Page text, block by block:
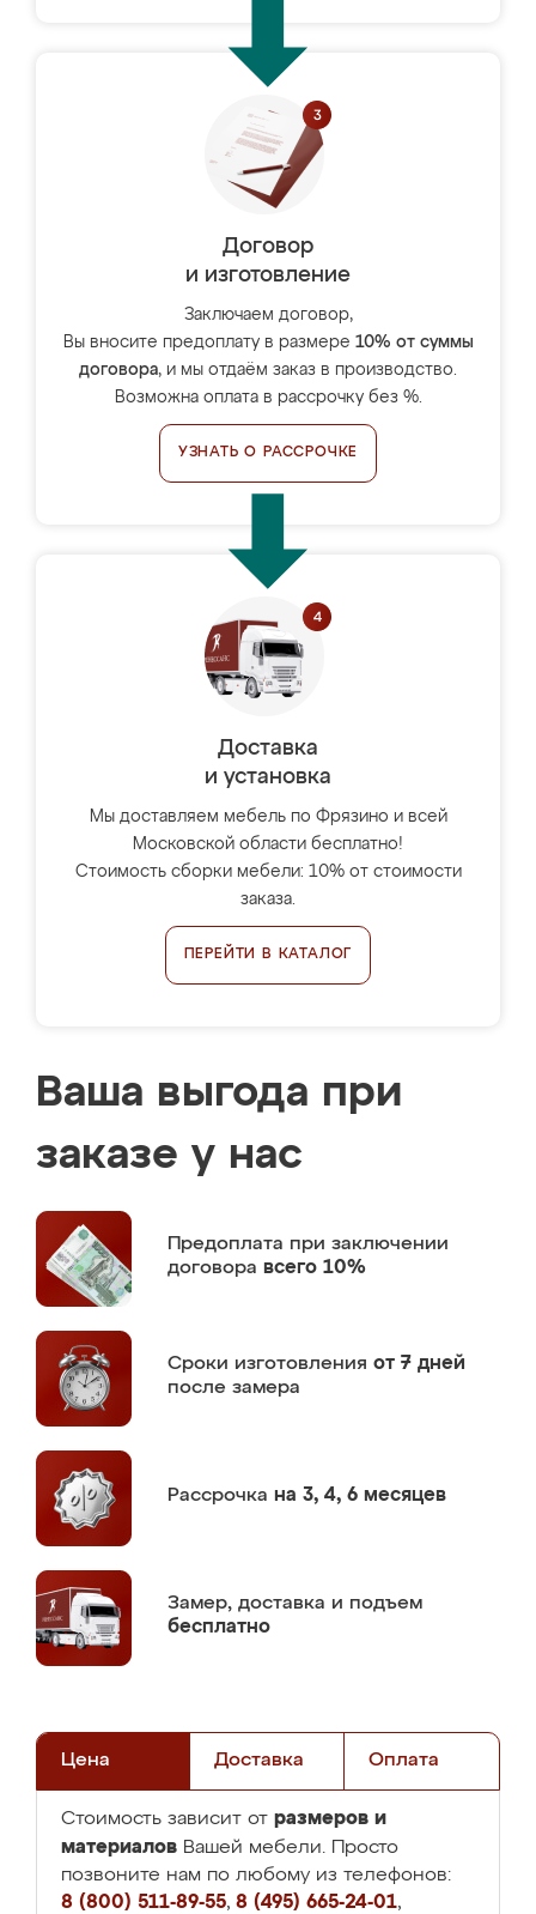
Договор
и изготовление
Заключаем договор,
Вы вносите предоплату в размере 10% от суммы
договора, и мы отдаём заказ в производство.
Возможна оплата в рассрочку без %.
УЗНАТЬ О РАССРОЧКЕ
Доставка
и установка
Мы доставляем мебель по Фрязино и всей
Московской области бесплатно!
Стоимость сборки мебели: 10% от стоимости
заказа.
ПЕРЕЙТИ В КАТАЛОГ
Ваша выгода при
заказе у нас
Предоплата при заключении
договора всего 10%
Сроки изготовления от 7 дней
после замера
Рассрочка на 3, 4, 6 месяцев
Замер, доставка и подъем
бесплатно
Цена Доставка Оплата
Стоимость зависит от размеров и
материалов Вашей мебели. Просто
позвоните нам по любому из телефонов:
8 (800) 511-89-55, 8 (495) 665-24-01,